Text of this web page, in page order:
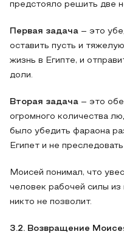
предстояло решить две
Первая задача – это
оставить пусть и
жизнь в Египте, и
доли.
Вторая задача – это
огромного количества
было убедить фараона
Египет и не
Моисей понимал, что
человек рабочей силы из
никто не позволит.
3.2. Возвращение